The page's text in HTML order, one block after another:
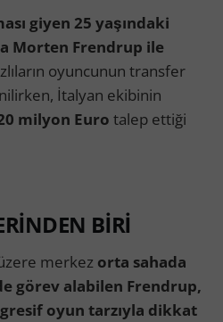
giyen 25 yaşındaki
Morten Frendrup ile
oyuncunun transfer
İtalyan ekibinin
milyon Euro talep ettiği
BİRİ
merkez orta sahada
görev alabilen Frendrup,
oyun tarzıyla dikkat